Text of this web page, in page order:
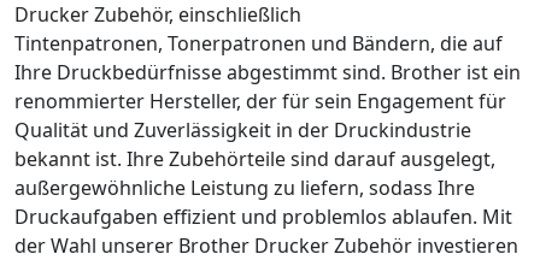
Drucker Zubehör, einschließlich
Tintenpatronen, Tonerpatronen und Bändern, die auf
Ihre Druckbedürfnisse abgestimmt sind. Brother ist ein
renommierter Hersteller, der für sein Engagement für
Qualität und Zuverlässigkeit in der Druckindustrie
bekannt ist. Ihre Zubehörteile sind darauf ausgelegt,
außergewöhnliche Leistung zu liefern, sodass Ihre
Druckaufgaben effizient und problemlos ablaufen. Mit
der Wahl unserer Brother Drucker Zubehör investieren